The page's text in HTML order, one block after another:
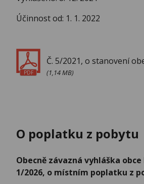
Účinnost od: 1. 1. 2022
(1,14 MB)
PDF
O poplatku z pobytu
Obecně závazná vyhláška obce
1/2026, o místním poplatku z